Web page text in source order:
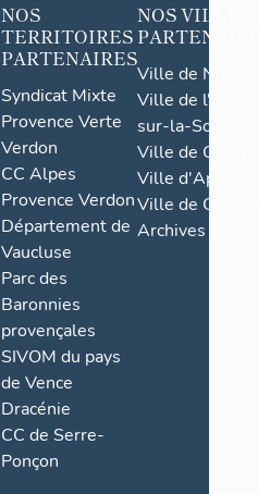
NOS
TERRITOIRES
PARTENAIRES
Syndicat Mixte
Provence Verte
Verdon
CC Alpes
Provence Verdon
Département de
Vaucluse
Parc des
Baronnies
provençales
SIVOM du pays
de Vence
Dracénie
CC de Serre-
Ponçon
NOS VILLES
Ville de Nice
Ville de l'Isle-
sur-la-Sorgue
Ville de Grasse
Ville d'Apt
Ville de
Archives